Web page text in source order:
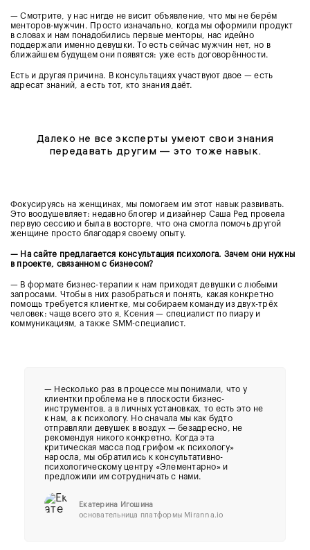
— Смотрите, у нас нигде не висит объявление, что мы не берём
менторов-мужчин. Просто изначально, когда мы оформили продукт
в словах и нам понадобились первые менторы, нас идейно
поддержали именно девушки. То есть сейчас мужчин нет, но в
ближайшем будущем они появятся: уже есть договорённости.
Есть и другая причина. В консультациях участвуют двое — есть
адресат знаний, а есть тот, кто знания даёт.
Далеко не все эксперты умеют свои знания
передавать другим — это тоже навык.
Фокусируясь на женщинах, мы помогаем им этот навык развивать.
Это воодушевляет: недавно блогер и дизайнер Саша Ред провела
первую сессию и была в восторге, что она смогла помочь другой
женщине просто благодаря своему опыту.
— На сайте предлагается консультация психолога. Зачем они нужны
в проекте, связанном с бизнесом?
— В формате бизнес-терапии к нам приходят девушки с любыми
запросами. Чтобы в них разобраться и понять, какая конкретно
помощь требуется клиентке, мы собираем команду из двух-трёх
человек: чаще всего это я, Ксения — специалист по пиару и
коммуникациям, а также SMM-специалист.
— Несколько раз в процессе мы понимали, что у
клиентки проблема не в плоскости бизнес-
инструментов, а в личных установках, то есть это не
к нам, а к психологу. Но сначала мы как будто
отправляли девушек в воздух — безадресно, не
рекомендуя никого конкретно. Когда эта
критическая масса под грифом «к психологу»
наросла, мы обратились к консультативно-
психологическому центру «Элементарно» и
предложили им сотрудничать с нами.
Екатерина Игошина
основательница платформы Miranna.io